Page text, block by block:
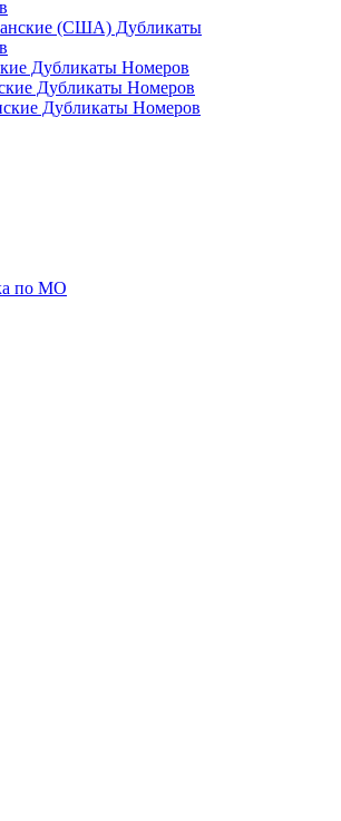
(США) Дубликаты
Дубликаты Номеров
Дубликаты Номеров
Дубликаты Номеров
по МО